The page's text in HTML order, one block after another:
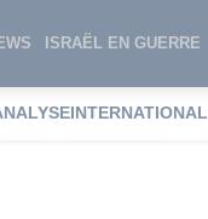
ISRAËL EN GUERRE
INTERNATIONAL